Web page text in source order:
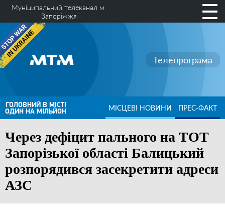
Муніципальний телеканал м.
Запоріжжя
Телепрограма
ГОЛОВНИЙ В МІСТІ
ОДИН НА МІЛЬЙОН МІСЦЕВІ НОВИНИ ПРЕС-ФАКТ
Через дефіцит пального на ТОТ
Запорізької області Балицький
розпорядився засекретити адреси
АЗС